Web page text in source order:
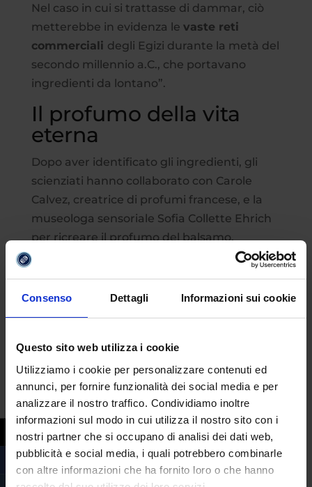
Consenso Dettagli Informazioni sui cookie
Questo sito web utilizza i cookie
Utilizziamo i cookie per personalizzare contenuti ed
annunci, per fornire funzionalità dei social media e per
analizzare il nostro traffico. Condividiamo inoltre
informazioni sul modo in cui utilizza il nostro sito con i
nostri partner che si occupano di analisi dei dati web,
pubblicità e social media, i quali potrebbero combinarle
con altre informazioni che ha fornito loro o che hanno
Nel caso in cui si trattasse di dammar, ciò
metterebbe in evidenza le vaste reti
commerciali degli Egizi durante la metà del
secondo millennio a.C., che portavano
ingredienti da lontano”.
Il profumo della vita
eterna
Dopo aver identificato gli ingredienti, gli
scienziati hanno collaborato con Carole
Calvez, creatrice di profumi francese, e la
museologa sensoriale Sofia Collette Ehrich
per ricreare il profumo del balsamo,
soprannominato “
il profumo della vita
Per offrire un’esperienza più coinvolgente e
ipovedenti, il profumo della vita eterna sarà
presso il Museo Moesgård di Aarhus ,
Danimarca, che aprirà ad ottobre.
viscerale con il passato, evocando una sorta
di viaggio nel tempo che è intimo ed